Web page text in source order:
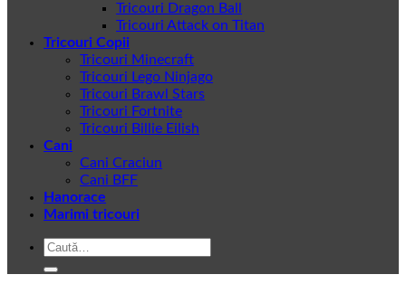
Tricouri Dragon Ball
Tricouri Attack on Titan
Tricouri Copii
Tricouri Minecraft
Tricouri Lego Ninjago
Tricouri Brawl Stars
Tricouri Fortnite
Tricouri Billie Eilish
Cani
Cani Craciun
Cani BFF
Hanorace
Marimi tricouri
Caută